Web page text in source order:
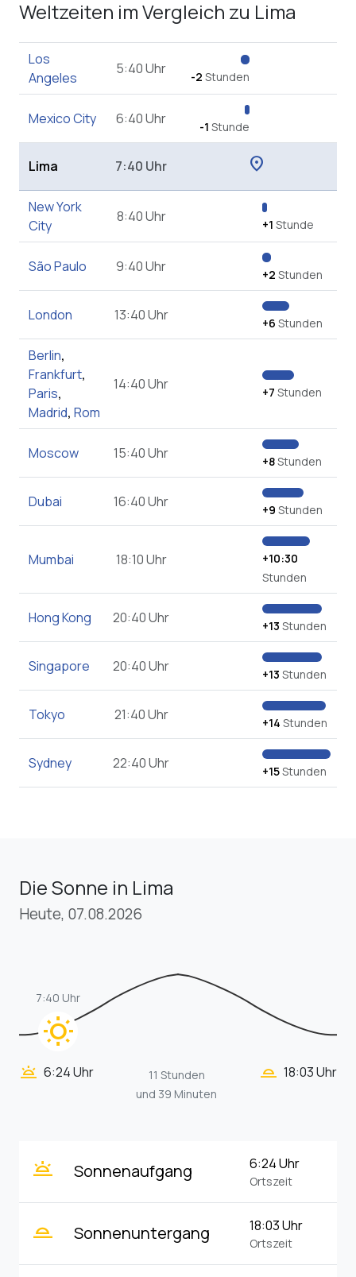
Weltzeiten im Vergleich zu Lima
Los
Angeles
5:40 Uhr -2 Stunden
Mexico City 6:40 Uhr -1 Stunde
Lima 7:40 Uhr location_on
New York
City
8:40 Uhr +1 Stunde
São Paulo 9:40 Uhr +2 Stunden
London 13:40 Uhr +6 Stunden
Berlin,
Frankfurt,
Paris,
Madrid, Rom
14:40 Uhr +7 Stunden
Moscow 15:40 Uhr +8Stunden
Dubai 16:40 Uhr +9 Stunden
Mumbai 18:10 Uhr
+10:30
Stunden
Hong Kong 20:40 Uhr +13 Stunden
Singapore 20:40 Uhr +13 Stunden
Tokyo 21:40 Uhr +14 Stunden
Sydney 22:40 Uhr +15Stunden
Die Sonne in Lima
Heute, 07.08.2026
wb_sunny
7:40 Uhr
wb_twilight 6:24 Uhr
11 Stunden
und 39 Minuten
wb_twilight_2 18:03 Uhr
wb_twilight Sonnenaufgang 6:24 Uhr
Ortszeit
wb_twilight_2 Sonnenuntergang 18:03 Uhr
Ortszeit